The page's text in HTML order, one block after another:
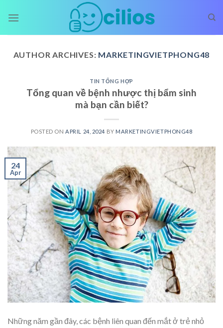
AUTHOR ARCHIVES: MARKETINGVIETPHONG48
TIN TỔNG HỢP
Tổng quan về bệnh nhược thị bẩm sinh
mà bạn cần biết?
POSTED ON APRIL 24, 2024 BY MARKETINGVIETPHONG48
24
Apr
Những năm gần đây, các bệnh liên quan đến mắt ở trẻ nhỏ